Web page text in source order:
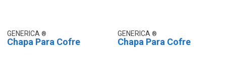
GENERICA
Chapa Para Cofre
GENERICA
Chapa Para Cofre